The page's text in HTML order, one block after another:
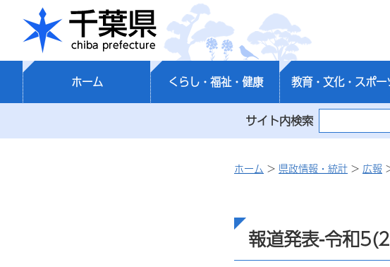
千葉県
ホーム くらし・福祉・健康 教育・文化・スポー
サイト内検索
ホーム > 県政情報・統計 > 広報
報道発表-令和